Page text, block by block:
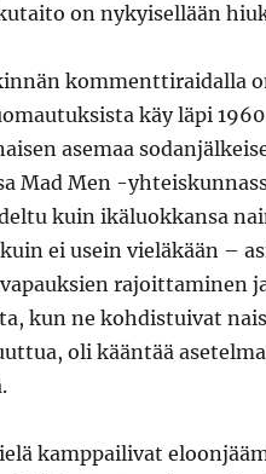
on nykyisellään
kommenttiraidalla
käy läpi
asemaa
Mad Men -
kuin ikäluokkansa
ei usein vieläkään –
rajoittaminen
kun ne kohdistuivat
oli kääntää
kamppailivat